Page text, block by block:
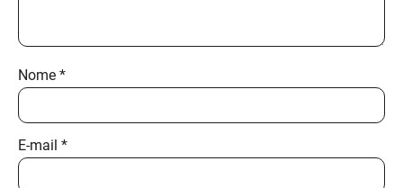
Nome *
E-mail *